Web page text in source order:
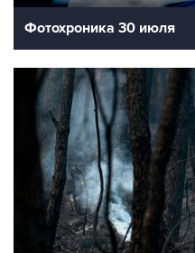
Фотохроника 30 июля